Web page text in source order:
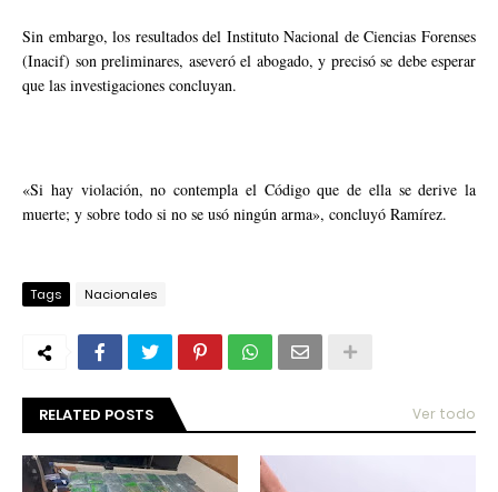
Sin embargo, los resultados del Instituto Nacional de Ciencias Forenses
(Inacif) son preliminares, aseveró el abogado, y precisó se debe esperar
que las investigaciones concluyan.
«Si hay violación, no contempla el Código que de ella se derive la
muerte; y sobre todo si no se usó ningún arma», concluyó Ramírez.
Tags Nacionales
RELATED POSTS Ver todo